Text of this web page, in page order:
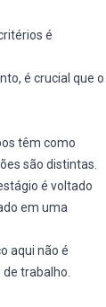
é
é crucial que o
têm como
são distintas.
é voltado
em uma
aqui não é
trabalho.